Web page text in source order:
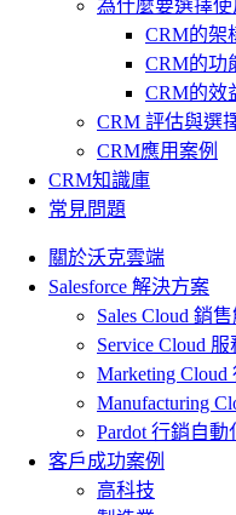
為什麼要選擇
CRM的架
CRM的功
CRM的效
CRM 評估與選
CRM應用案例
CRM知識庫
常見問題
關於沃克雲端
Salesforce 解決方案
Sales Cloud 銷
Service Cloud
Marketing
Manufacturing
Pardot 行銷自動
客戶成功案例
高科技